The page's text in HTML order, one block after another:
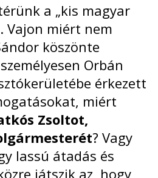
a „kis magyar
Vajon miért nem
köszönte
személyesen Orbán
érkezett
miért
Zsoltot,
? Vagy
lassú átadás és
játszik az, hogy